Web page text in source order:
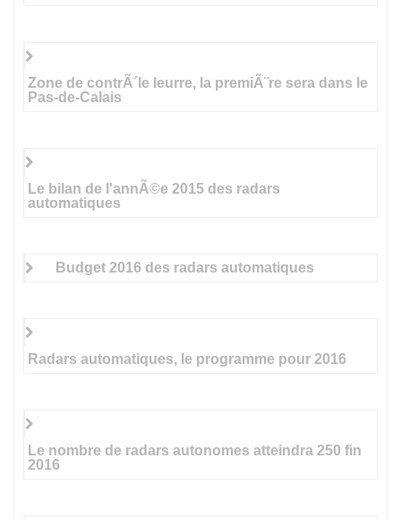
Zone de contrÃ´le leurre, la premiÃ¨re sera dans le
Pas-de-Calais
Le bilan de l'annÃ©e 2015 des radars
automatiques
Budget 2016 des radars automatiques
Radars automatiques, le programme pour 2016
Le nombre de radars autonomes atteindra 250 fin
2016